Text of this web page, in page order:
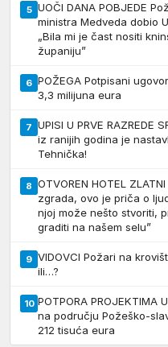
5 UOČI DANA POBJEDE
ministra Medveda dobio
„Bila mi je čast nositi
županiju”
6 POŽEGA Potpisani
3,3 milijuna eura
7 UPISI U PRVE RAZREDE
iz ranijih godina je
Tehnička!
8 OTVOREN HOTEL
zgrada, ovo je priča o
njoj može nešto stvoriti,
graditi na našem selu”
9 VIDOVCI Požari na
ili…?
10 POTPORA
na području Požeško-
212 tisuća eura